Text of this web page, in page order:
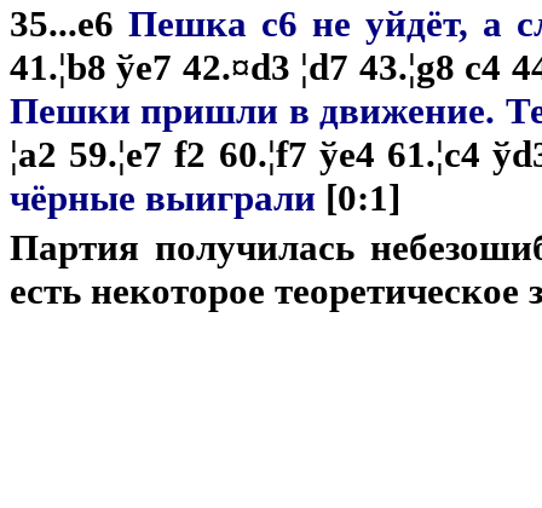
35...e6 Пешка c6 не уйдёт, а
41.¦b8 ўe7 42.¤d3 ¦d7 43.¦g8 c4
Пешки пришли в движение.
¦a2 59.¦e7 f2 60.¦f7 ўe4 61.¦c4
чёрные выиграли [0:1]
Партия получилась
есть некоторое теоретическое